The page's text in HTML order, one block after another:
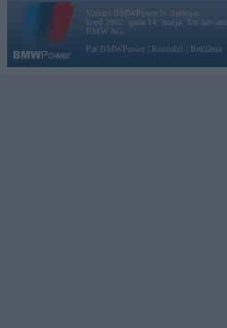
Vortāls BMWPower.lv darbojas
kopš 2002. gada 14. maija. Tas nav
BMW AG.
Par BMWPower
Kontakti Reklāma